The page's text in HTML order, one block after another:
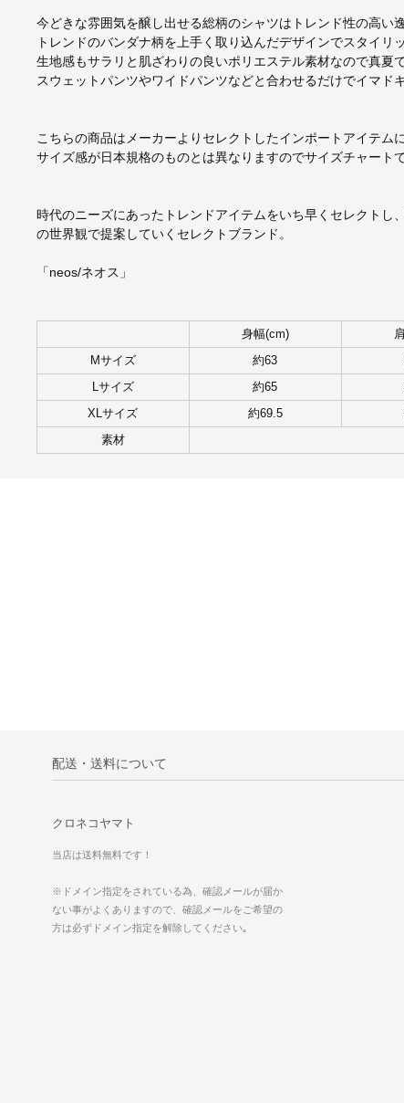
今どきな雰囲気を醸し出せる総柄のシャツはトレンド性の高い
トレンドのバンダナ柄を上手く取り込んだデザインでスタイリ
生地感もサラリと肌ざわりの良いポリエステル素材なので真夏
スウェットパンツやワイドパンツなどと合わせるだけでイマド
こちらの商品はメーカーよりセレクトしたインポートアイテム
サイズ感が日本規格のものとは異なりますのでサイズチャート
時代のニーズにあったトレンドアイテムをいち早くセレクトし
の世界観で提案していくセレクトブランド。
「neos/ネオス」
身幅(cm)
Mサイズ 約63
Lサイズ 約65
XLサイズ 約69.5
素材
配送・送料について
クロネコヤマト
当店は送料無料です！
※ドメイン指定をされている為、確認メールが届か
ない事がよくありますので、確認メールをご希望の
方は必ずドメイン指定を解除してください｡